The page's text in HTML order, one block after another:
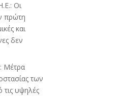
Οι
πρώτη
και
δεν
Μέτρα
των
υψηλές